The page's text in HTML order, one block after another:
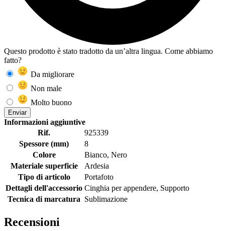
Questo prodotto è stato tradotto da un’altra lingua. Come abbiamo
fatto?
Da migliorare
Non male
Molto buono
Enviar
Informazioni aggiuntive
Rif.
925339
Spessore (mm)
8
Colore
Bianco, Nero
Materiale superficie
Ardesia
Tipo di articolo
Portafoto
Dettagli dell'accessorio Cinghia per appendere, Supporto
Tecnica di marcatura Sublimazione
Recensioni